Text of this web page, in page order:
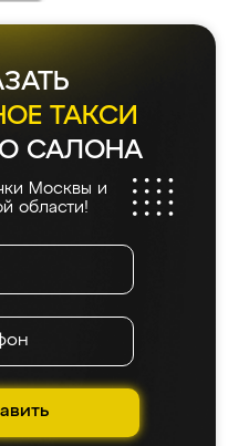
ТАКСИ
САЛОНА
Москвы и
области!